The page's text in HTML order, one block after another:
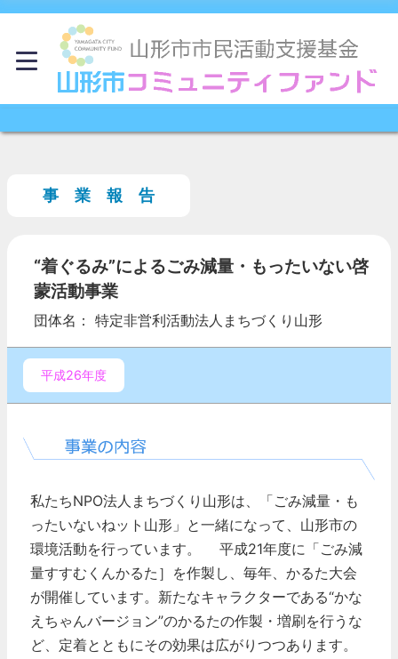
事 業 報 告
“着ぐるみ”によるごみ減量・もったいない啓
蒙活動事業
団体名： 特定非営利活動法人まちづくり山形
平成26年度
私たちNPO法人まちづくり山形は、「ごみ減量・も
ったいないねット山形」と一緒になって、山形市の
環境活動を行っています。
平成21年度に「ごみ減
量すすむくんかるた］を作製し、毎年、かるた大会
が開催しています。新たなキャラクターである“かな
えちゃんバージョン”のかるたの作製・増刷を行うな
ど、定着とともにその効果は広がりつつあります。